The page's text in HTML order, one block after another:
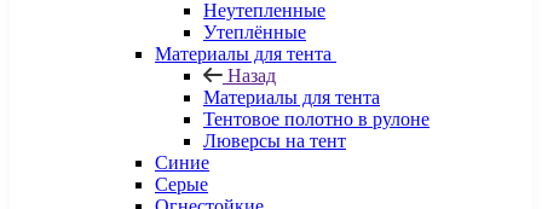
Неутепленные
Утеплённые
Материалы для тента
Назад
Материалы для тента
Тентовое полотно в рулоне
Люверсы на тент
Синие
Серые